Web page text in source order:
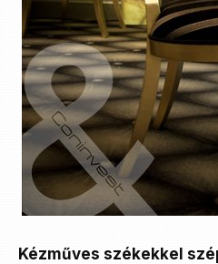
Kézműves székekkel